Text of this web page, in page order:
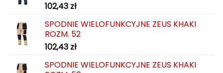
102,43 zł
SPODNIE WIELOFUNKCYJNE ZEUS KHAKI
ROZM. 52
102,43 zł
SPODNIE WIELOFUNKCYJNE ZEUS KHAKI